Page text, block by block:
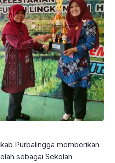
Purbalingga memberikan
sebagai Sekolah